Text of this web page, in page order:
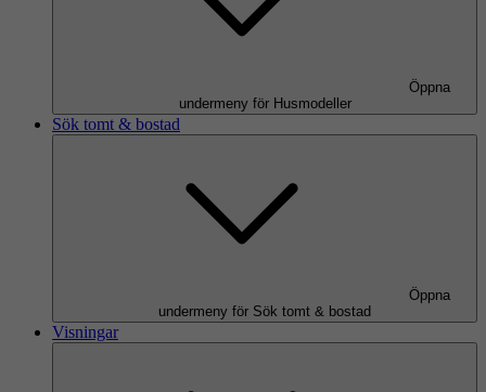
Öppna
undermeny för Husmodeller
Sök tomt & bostad
Öppna
undermeny för Sök tomt & bostad
Visningar